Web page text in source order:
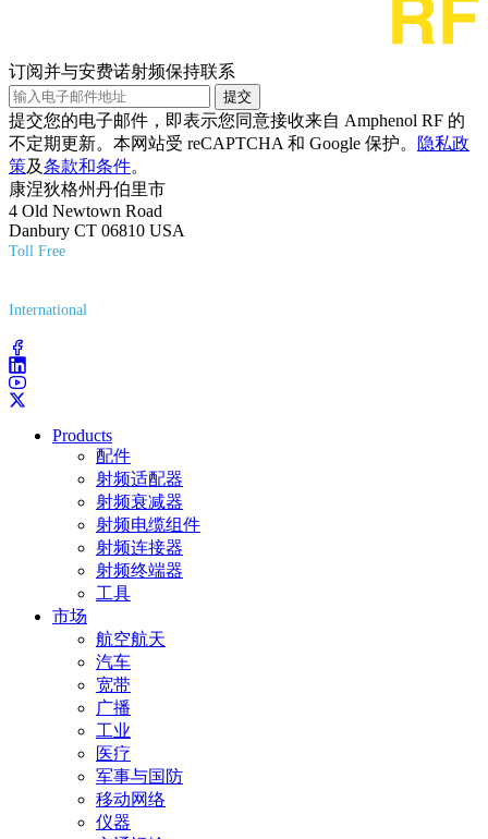
订阅并与安费诺射频保持联系
提交
提交您的电子邮件，即表示您同意接收来自 Amphenol RF 的
不定期更新。本网站受 reCAPTCHA 和 Google 保护。
隐私政
策及条款和条件。
康涅狄格州丹伯里市
4 Old Newtown Road
Danbury CT 06810 USA
Toll Free
International
Products
配件
射频适配器
射频衰减器
射频电缆组件
射频连接器
射频终端器
工具
市场
航空航天
汽车
宽带
广播
工业
医疗
军事与国防
移动网络
仪器